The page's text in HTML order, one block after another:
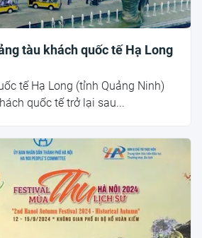
tàu khách quốc tế Hạ Long
tế Hạ Long (tỉnh Quảng Ninh)
quốc tế trở lại sau...